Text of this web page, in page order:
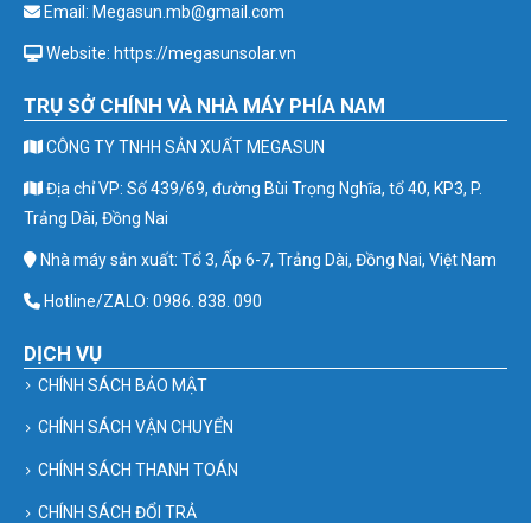
Email: Megasun.mb@gmail.com
Website: https://megasunsolar.vn
TRỤ SỞ CHÍNH VÀ NHÀ MÁY PHÍA NAM
CÔNG TY TNHH SẢN XUẤT MEGASUN
Địa chỉ VP: Số 439/69, đường Bùi Trọng Nghĩa, tổ 40, KP3, P.
Trảng Dài, Đồng Nai
Nhà máy sản xuất: Tổ 3, Ấp 6-7, Trảng Dài, Đồng Nai, Việt Nam
Hotline/ZALO: 0986. 838. 090
DỊCH VỤ
CHÍNH SÁCH BẢO MẬT
CHÍNH SÁCH VẬN CHUYỂN
CHÍNH SÁCH THANH TOÁN
CHÍNH SÁCH ĐỔI TRẢ